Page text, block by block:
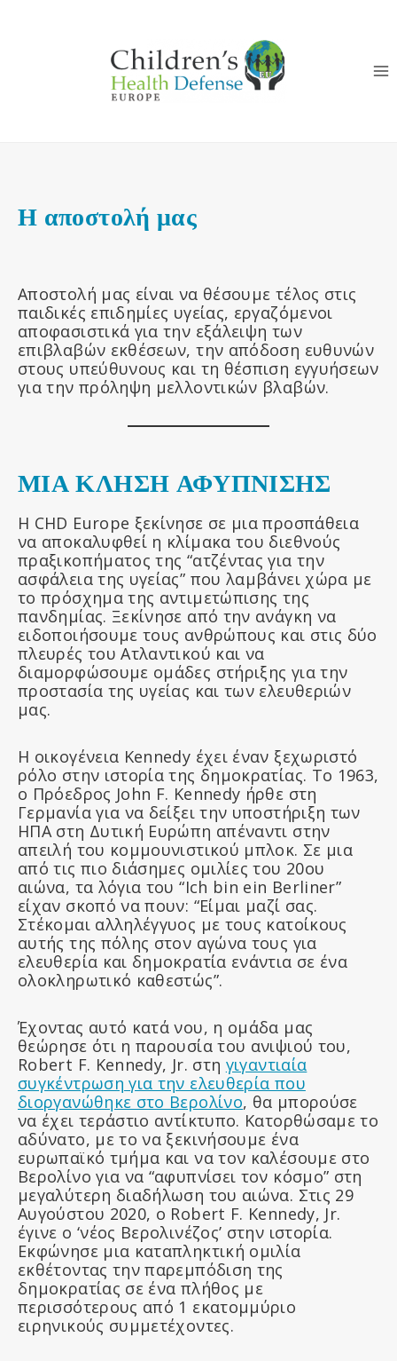
Η αποστολή μας
Αποστολή μας είναι να θέσουμε τέλος στις
παιδικές επιδημίες υγείας, εργαζόμενοι
αποφασιστικά για την εξάλειψη των
επιβλαβών εκθέσεων, την απόδοση ευθυνών
στους υπεύθυνους και τη θέσπιση εγγυήσεων
για την πρόληψη μελλοντικών βλαβών.
ΜΙΑ ΚΛΗΣΗ ΑΦΥΠΝΙΣΗΣ
Η CHD Europe ξεκίνησε σε μια προσπάθεια
να αποκαλυφθεί η κλίμακα του διεθνούς
πραξικοπήματος της “ατζέντας για την
ασφάλεια της υγείας” που λαμβάνει χώρα με
το πρόσχημα της αντιμετώπισης της
πανδημίας. Ξεκίνησε από την ανάγκη να
ειδοποιήσουμε τους ανθρώπους και στις δύο
πλευρές του Ατλαντικού και να
διαμορφώσουμε ομάδες στήριξης για την
προστασία της υγείας και των ελευθεριών
μας.
Η οικογένεια Kennedy έχει έναν ξεχωριστό
ρόλο στην ιστορία της δημοκρατίας. Το 1963,
ο Πρόεδρος John F. Kennedy ήρθε στη
Γερμανία για να δείξει την υποστήριξη των
ΗΠΑ στη Δυτική Ευρώπη απέναντι στην
απειλή του κομμουνιστικού μπλοκ. Σε μια
από τις πιο διάσημες ομιλίες του 20ου
αιώνα, τα λόγια του “Ich bin ein Berliner”
είχαν σκοπό να πουν: “Είμαι μαζί σας.
Στέκομαι αλληλέγγυος με τους κατοίκους
αυτής της πόλης στον αγώνα τους για
ελευθερία και δημοκρατία ενάντια σε ένα
ολοκληρωτικό καθεστώς”.
Έχοντας αυτό κατά νου, η ομάδα μας
θεώρησε ότι η παρουσία του ανιψιού του,
Robert F. Kennedy, Jr. στη γιγαντιαία
συγκέντρωση για την ελευθερία που
διοργανώθηκε στο Βερολίνο, θα μπορούσε
να έχει τεράστιο αντίκτυπο. Κατορθώσαμε το
αδύνατο, με το να ξεκινήσουμε ένα
ευρωπαϊκό τμήμα και να τον καλέσουμε στο
Βερολίνο για να “αφυπνίσει τον κόσμο” στη
μεγαλύτερη διαδήλωση του αιώνα. Στις 29
Αυγούστου 2020, ο Robert F. Kennedy, Jr.
έγινε ο ‘νέος Βερολινέζος’ στην ιστορία.
Εκφώνησε μια καταπληκτική ομιλία
εκθέτοντας την παρεμπόδιση της
δημοκρατίας σε ένα πλήθος με
περισσότερους από 1 εκατομμύριο
ειρηνικούς συμμετέχοντες.